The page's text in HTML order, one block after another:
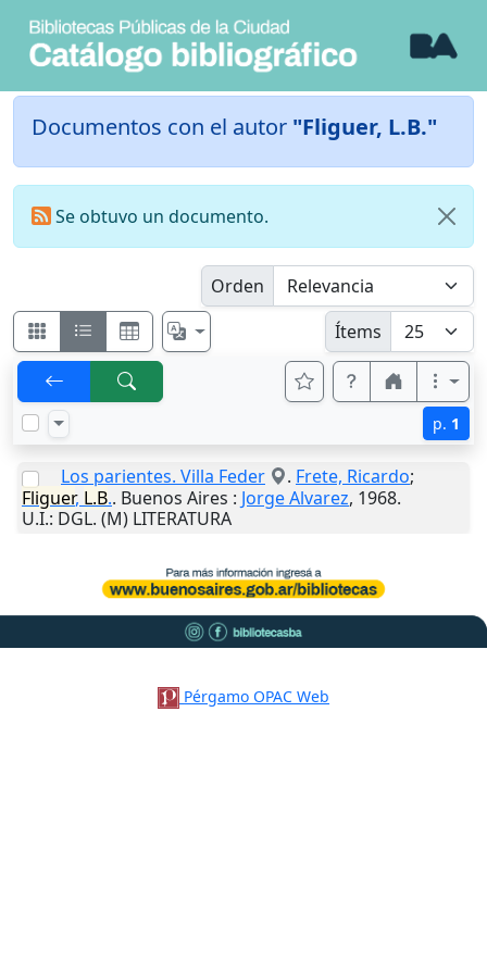
Documentos con el autor "Fliguer, L.B."
Se obtuvo un documento.
Orden
Ítems
p. 1
Los parientes. Villa Feder . Frete, Ricardo;
Fliguer, L.B.. Buenos Aires : Jorge Alvarez, 1968.
U.I.: DGL. (M) LITERATURA
Pérgamo OPAC Web